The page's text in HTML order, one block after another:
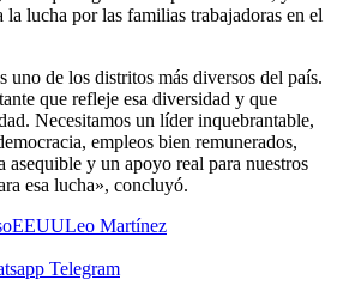
la lucha por las familias trabajadoras en el
uno de los distritos más diversos del país.
que refleje esa diversidad y que
Necesitamos un líder inquebrantable,
empleos bien remunerados,
asequible y un apoyo real para nuestros
esa lucha», concluyó.
EEUULeo Martínez
Telegram